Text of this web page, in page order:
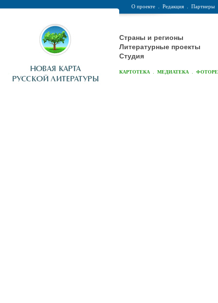
О проекте Редакция Партнеры
Страны и регионы
Литературные проекты
Студия
КАРТОТЕКА МЕДИАТЕКА